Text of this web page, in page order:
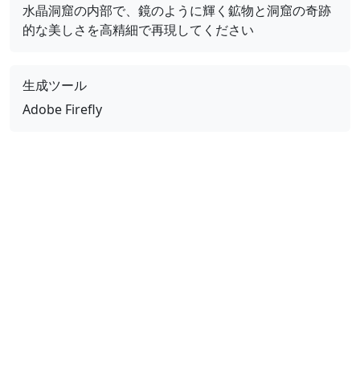
水晶洞窟の内部で、鏡のように輝く鉱物と洞窟の奇跡
的な美しさを高精細で再現してください
生成ツール
Adobe Firefly